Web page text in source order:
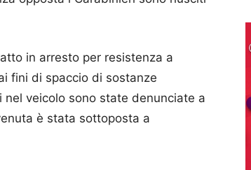
in arresto per resistenza a
fini di spaccio di sostanze
veicolo sono state denunciate a
è stata sottoposta a